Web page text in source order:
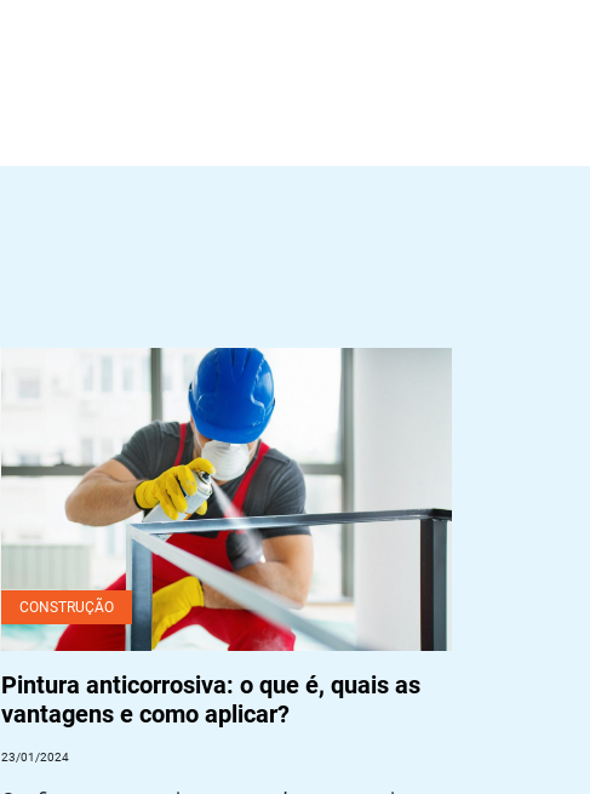
Pintura anticorrosiva: o que é, quais as vantagens e
como aplicar?
CONSTRUÇÃO
Pintura anticorrosiva: o que é, quais as
vantagens e como aplicar?
23/01/2024